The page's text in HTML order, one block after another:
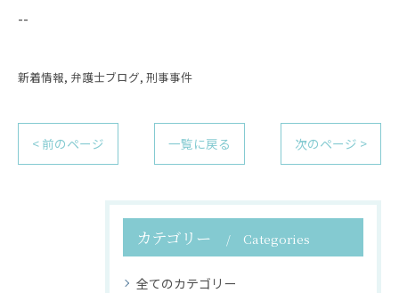
--
新着情報 弁護士ブログ 刑事事件
< 前のページ 一覧に戻る 次のページ >
カテゴリー Categories
全てのカテゴリー